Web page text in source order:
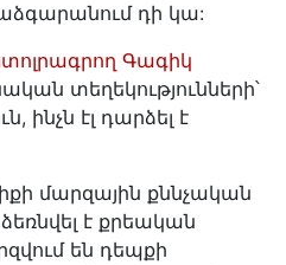
դի կա:
Գագիկ
տեղեկությունների՝
ինչն էլ դարձել է
մարզային քննչական
է քրեական
են դեպքի